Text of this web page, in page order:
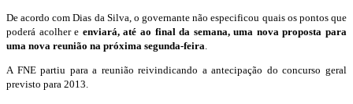
De acordo com Dias da Silva, o governante não especificou quais os pontos que
poderá acolher e enviará, até ao final da semana, uma nova proposta para
uma nova reunião na próxima segunda-feira.
A FNE partiu para a reunião reivindicando a antecipação do concurso geral
previsto para 2013.